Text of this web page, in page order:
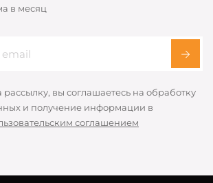
в месяц
вы соглашаетесь на обработку
и получение информации в
соглашением